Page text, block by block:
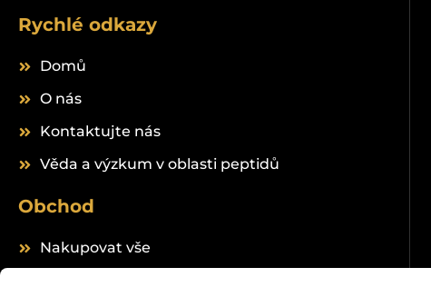
Rychlé odkazy
Domů
O nás
Kontaktujte nás
Věda a výzkum v oblasti peptidů
Obchod
Nakupovat vše